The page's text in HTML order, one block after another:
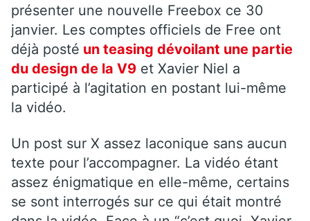
présenter une nouvelle Freebox ce 30
janvier. Les comptes officiels de Free ont
déjà posté un teasing dévoilant une partie
du design de la V9 et Xavier Niel a
participé à l’agitation en postant lui-même
la vidéo.
Un post sur X assez laconique sans aucun
texte pour l’accompagner. La vidéo étant
assez énigmatique en elle-même, certains
se sont interrogés sur ce qui était montré